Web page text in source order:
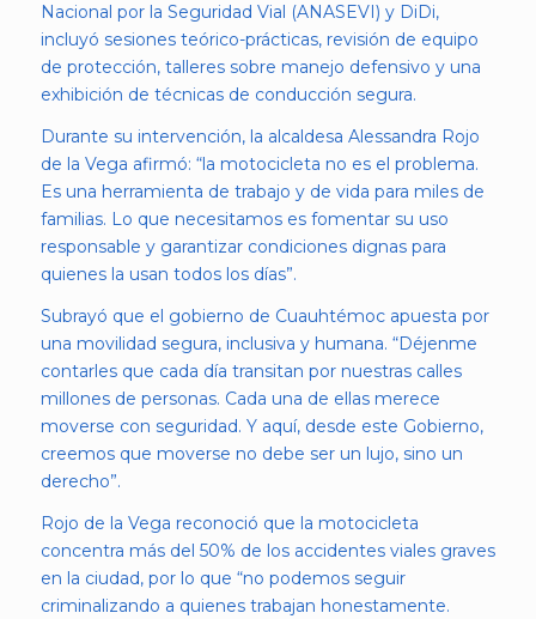
Nacional por la Seguridad Vial (ANASEVI) y DiDi,
incluyó sesiones teórico-prácticas, revisión de equipo
de protección, talleres sobre manejo defensivo y una
exhibición de técnicas de conducción segura.
Durante su intervención, la alcaldesa Alessandra Rojo
de la Vega afirmó: “la motocicleta no es el problema.
Es una herramienta de trabajo y de vida para miles de
familias. Lo que necesitamos es fomentar su uso
responsable y garantizar condiciones dignas para
quienes la usan todos los días”.
Subrayó que el gobierno de Cuauhtémoc apuesta por
una movilidad segura, inclusiva y humana. “Déjenme
contarles que cada día transitan por nuestras calles
millones de personas. Cada una de ellas merece
moverse con seguridad. Y aquí, desde este Gobierno,
creemos que moverse no debe ser un lujo, sino un
derecho”.
Rojo de la Vega reconoció que la motocicleta
concentra más del 50% de los accidentes viales graves
en la ciudad, por lo que “no podemos seguir
criminalizando a quienes trabajan honestamente.